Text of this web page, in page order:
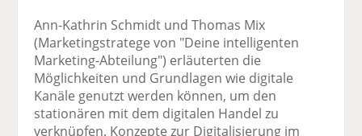
Ann-Kathrin Schmidt und Thomas Mix
(Marketingstratege von "Deine intelligenten
Marketing-Abteilung") erläuterten die
Möglichkeiten und Grundlagen wie digitale
Kanäle genutzt werden können, um den
stationären mit dem digitalen Handel zu
verknüpfen. Konzepte zur Digitalisierung im